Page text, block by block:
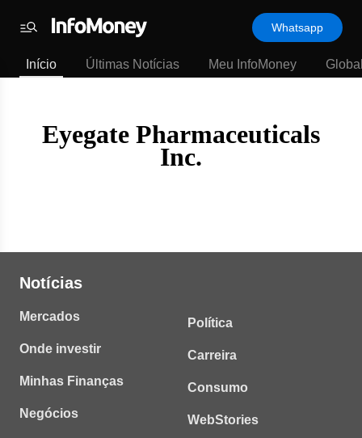
padrão
Últimas
InfoMoney
Menu
Whatsapp
Início Últimas Notícias Meu InfoMoney
Eyegate Pharmaceuticals
Inc.
Notícias
Mercados
Onde investir
Minhas Finanças
Negócios
Política
Carreira
Consumo
WebStories